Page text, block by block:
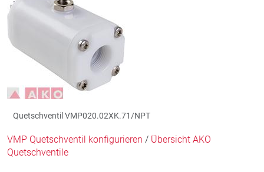
Quetschventil VMP020.02XK.71/NPT
VMP Quetschventil konfigurieren / Übersicht AKO
Quetschventile